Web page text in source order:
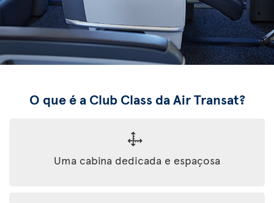
O que é a Club Class da Air Transat?
Uma cabina dedicada e espaçosa